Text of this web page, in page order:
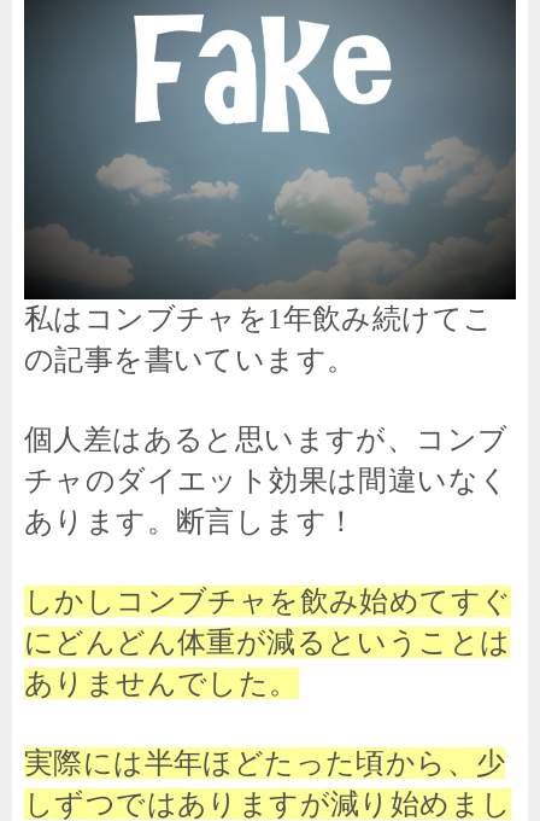
私はコンブチャを1年飲み続けてこ
の記事を書いています。
個人差はあると思いますが、コンブ
チャのダイエット効果は間違いなく
あります。断言します！
しかしコンブチャを飲み始めてすぐ
にどんどん体重が減るということは
ありませんでした。
実際には半年ほどたった頃から、少
しずつではありますが減り始めまし